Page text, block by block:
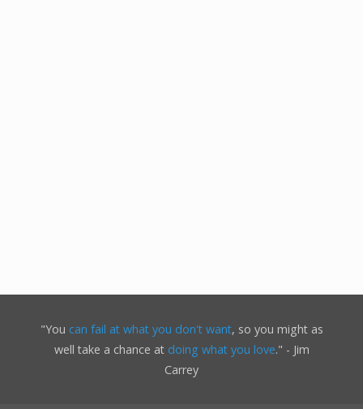
"You can fail at what you don't want, so you might as
well take a chance at doing what you love." - Jim
Carrey